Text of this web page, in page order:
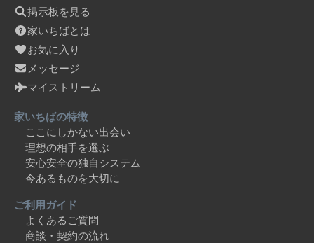
掲示板を見る
家いちばとは
お気に入り
メッセージ
マイストリーム
家いちばの特徴
ここにしかない出会い
理想の相手を選ぶ
安心安全の独自システム
今あるものを大切に
ご利用ガイド
よくあるご質問
商談・契約の流れ